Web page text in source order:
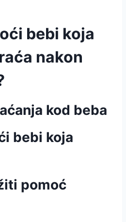
bebi koja
nakon
kod beba
bebi koja
pomoć